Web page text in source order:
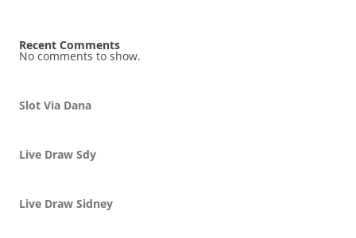
Recent Comments
No comments to show.
Slot Via Dana
Live Draw Sdy
Live Draw Sidney